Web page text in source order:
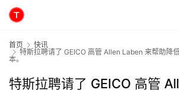
首页
快讯
特斯拉聘请了 GEICO 高管 Allen Laben 来帮助降
本。
特斯拉聘请了 GEICO 高管